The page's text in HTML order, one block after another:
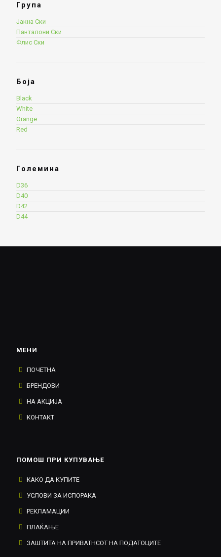
Група
Јакна Ски
Панталони Ски
Флис Ски
Боја
Black
White
Orange
Red
Големина
D36
D40
D42
D44
МЕНИ
ПОЧЕТНА
БРЕНДОВИ
НА АКЦИЈА
КОНТАКТ
ПОМОШ ПРИ КУПУВАЊЕ
КАКО ДА КУПИТЕ
УСЛОВИ ЗА ИСПОРАКА
РЕКЛАМАЦИИ
ПЛАЌАЊЕ
ЗАШТИТА НА ПРИВАТНСОТ НА ПОДАТОЦИТЕ